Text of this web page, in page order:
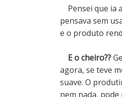
Pensei que ia
pensava sem
e o produto
E o cheiro??
agora, se teve
suave. O
nem nada,